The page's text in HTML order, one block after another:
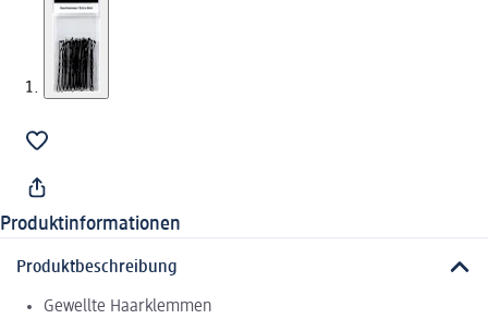
Produktinformationen
Produktbeschreibung
Gewellte Haarklemmen